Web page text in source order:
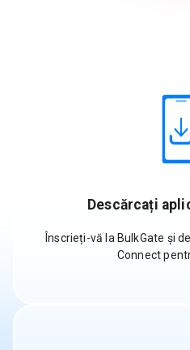
Descărcați
Înscrieți-vă la BulkGate și
Connect